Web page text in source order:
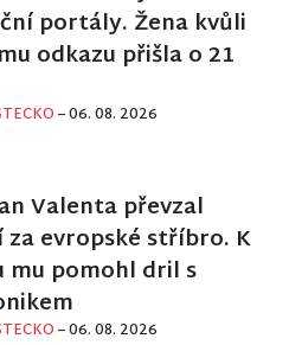
portály. Žena kvůli
odkazu přišla o 21
– 06. 08. 2026
Valenta převzal
za evropské stříbro. K
mu pomohl dril s
– 06. 08. 2026